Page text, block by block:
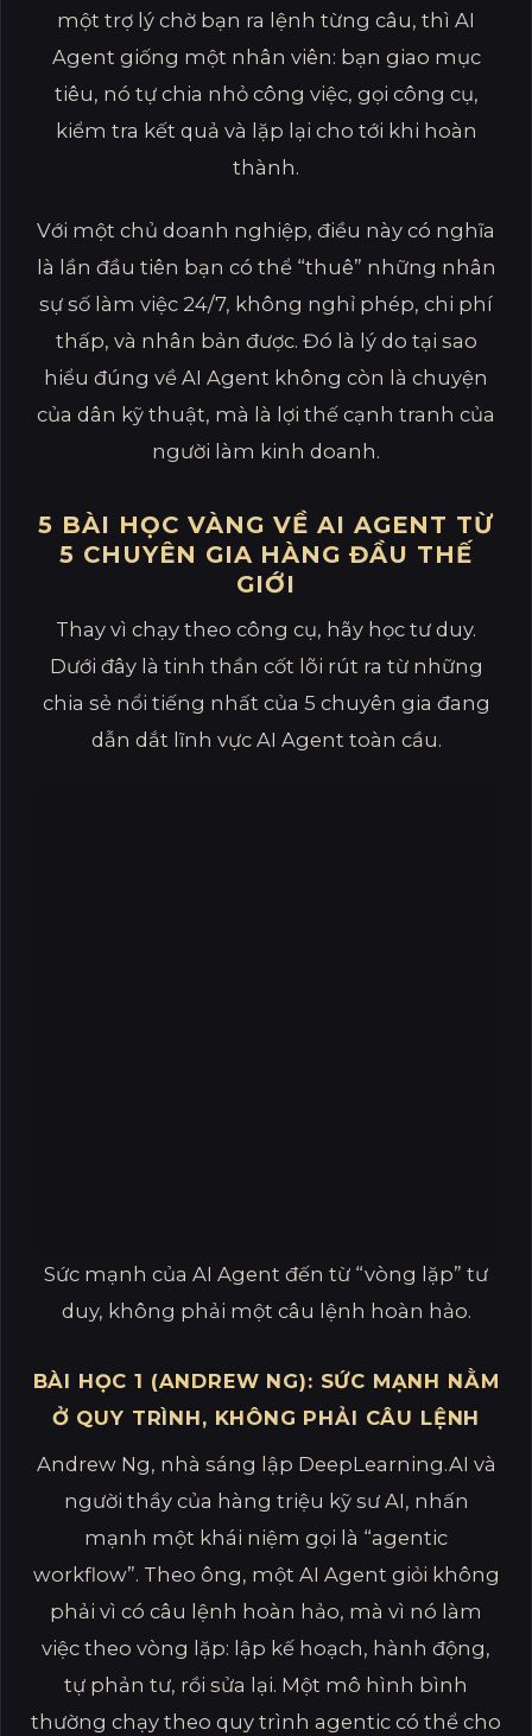
một trợ lý chờ bạn ra lệnh từng câu, thì AI
Agent giống một nhân viên: bạn giao mục
tiêu, nó tự chia nhỏ công việc, gọi công cụ,
kiểm tra kết quả và lặp lại cho tới khi hoàn
thành.
Với một chủ doanh nghiệp, điều này có nghĩa
là lần đầu tiên bạn có thể “thuê” những nhân
sự số làm việc 24/7, không nghỉ phép, chi phí
thấp, và nhân bản được. Đó là lý do tại sao
hiểu đúng về AI Agent không còn là chuyện
của dân kỹ thuật, mà là lợi thế cạnh tranh của
người làm kinh doanh.
5 BÀI HỌC VÀNG VỀ AI AGENT TỪ
5 CHUYÊN GIA HÀNG ĐẦU THẾ
GIỚI
Thay vì chạy theo công cụ, hãy học tư duy.
Dưới đây là tinh thần cốt lõi rút ra từ những
chia sẻ nổi tiếng nhất của 5 chuyên gia đang
dẫn dắt lĩnh vực AI Agent toàn cầu.
Sức mạnh của AI Agent đến từ “vòng lặp” tư
duy, không phải một câu lệnh hoàn hảo.
BÀI HỌC 1 (ANDREW NG): SỨC MẠNH NẰM
Ở QUY TRÌNH, KHÔNG PHẢI CÂU LỆNH
Andrew Ng, nhà sáng lập DeepLearning.AI và
người thầy của hàng triệu kỹ sư AI, nhấn
mạnh một khái niệm gọi là “agentic
workflow”. Theo ông, một AI Agent giỏi không
phải vì có câu lệnh hoàn hảo, mà vì nó làm
việc theo vòng lặp: lập kế hoạch, hành động,
tự phản tư, rồi sửa lại. Một mô hình bình
thường chạy theo quy trình agentic có thể cho